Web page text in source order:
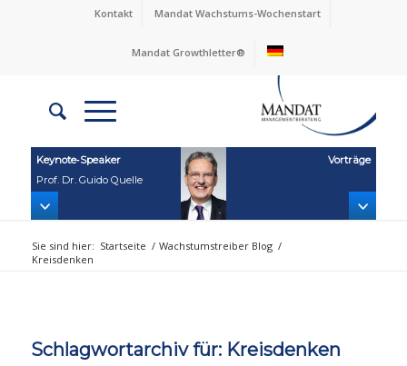
Kontakt Mandat Wachstums-Wochenstart
Mandat Growthletter®
Keynote‑Speaker
Prof. Dr. Guido Quelle
Vorträge
Sie sind hier: Startseite / Wachstumstreiber Blog /
Kreisdenken
Schlagwortarchiv für: Kreisdenken